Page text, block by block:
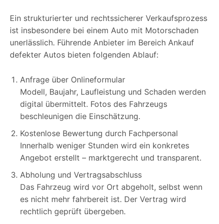
Ein strukturierter und rechtssicherer Verkaufsprozess
ist insbesondere bei einem Auto mit Motorschaden
unerlässlich. Führende Anbieter im Bereich Ankauf
defekter Autos bieten folgenden Ablauf:
Anfrage über Onlineformular
Modell, Baujahr, Laufleistung und Schaden werden
digital übermittelt. Fotos des Fahrzeugs
beschleunigen die Einschätzung.
Kostenlose Bewertung durch Fachpersonal
Innerhalb weniger Stunden wird ein konkretes
Angebot erstellt – marktgerecht und transparent.
Abholung und Vertragsabschluss
Das Fahrzeug wird vor Ort abgeholt, selbst wenn
es nicht mehr fahrbereit ist. Der Vertrag wird
rechtlich geprüft übergeben.